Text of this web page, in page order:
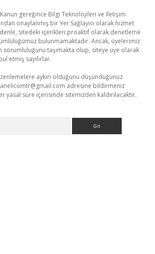
Kanun gereğince Bilgi Teknolojileri ve İletişim
onaylanmış bir Yer Sağlayıcı olarak hizmet
sitedeki içerikleri proaktif olarak denetleme
bulunmamaktadır. Ancak, üyelerimiz
sorumluluğunu taşımakta olup, siteye üye olarak
etmiş sayılırlar.
aykırı olduğunu düşündüğünüz
adresine bildirmeniz
yasal süre içerisinde sitemizden kaldırılacaktır.